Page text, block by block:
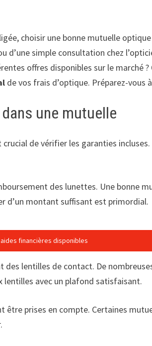
choisir une bonne mutuelle
d’une simple consultation chez
offres disponibles sur le marché
de vos frais d’optique. Préparez-
une mutuelle
crucial de vérifier les garanties
des lunettes. Une bonne
d’un montant suffisant est primordial.
financières disponibles
des lentilles de contact. De
lentilles avec un plafond satisfaisant.
être prises en compte. Certaines